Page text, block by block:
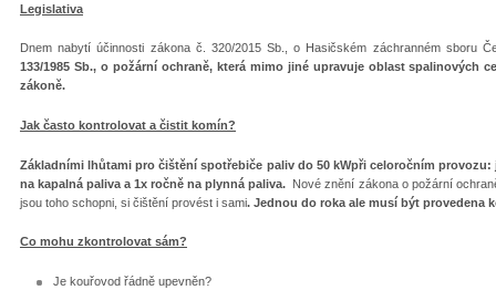
Legislativa
Dnem nabytí účinnosti zákona č. 320/2015 Sb., o Hasičském záchranném sboru
133/1985 Sb., o požární ochraně, která mimo jiné upravuje oblast spalinových
zákoně.
Jak často kontrolovat a čistit komín?
Základními lhůtami pro čištění spotřebiče paliv do 50 kWpři celoročním provozu:
na kapalná paliva a 1x ročně na plynná paliva. Nové znění zákona o požární
jsou toho schopni, si čištění provést i sami. Jednou do roka ale musí být provedena
Co mohu zkontrolovat sám?
Je kouřovod řádně upevněn?